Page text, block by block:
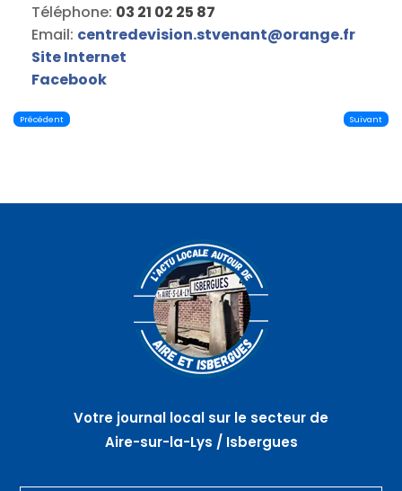
Téléphone: 03 21 02 25 87
Email: centredevision.stvenant@orange.fr
Site Internet
Facebook
Précédent Suivant
Votre journal local sur le secteur de
Aire-sur-la-Lys / Isbergues